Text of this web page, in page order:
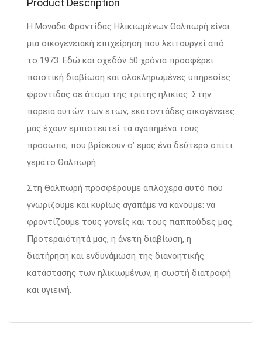
Product Description
Η Μονάδα Φροντίδας Ηλικιωμένων Θαλπωρή είναι
μια οικογενειακή επιχείρηση που λειτουργεί από
το 1973. Εδώ και σχεδόν 50 χρόνια προσφέρει
ποιοτική διαβίωση και ολοκληρωμένες υπηρεσίες
φροντίδας σε άτομα της τρίτης ηλικίας. Στην
πορεία αυτών των ετών, εκατοντάδες οικογένειες
μας έχουν εμπιστευτεί τα αγαπημένα τους
πρόσωπα, που βρίσκουν σ’ εμάς ένα δεύτερο σπίτι
γεμάτο Θαλπωρή.
Στη Θαλπωρή προσφέρουμε απλόχερα αυτό που
γνωρίζουμε και κυρίως αγαπάμε να κάνουμε: να
φροντίζουμε τους γονείς και τους παππούδες μας.
Προτεραιότητά μας, η άνετη διαβίωση, η
διατήρηση και ενδυνάμωση της διανοητικής
κατάστασης των ηλικιωμένων, η σωστή διατροφή
και υγιεινή.